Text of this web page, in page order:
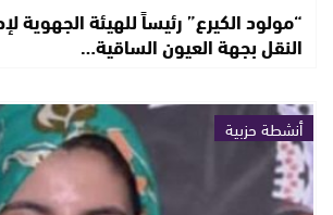
“مولود الكيرع” رئيساً للهيئة الجهوية
النقل بجهة العيون الساقية…
أنشطة حزبية